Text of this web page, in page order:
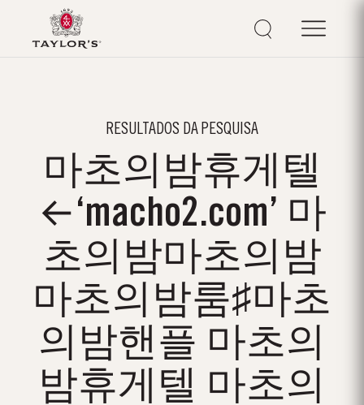
RESULTADOS DA PESQUISA
마초의밤휴게텔
←‘macho2.com’ 마
초의밤마초의밤
마초의밤룸♯마초
의밤핸플 마초의
밤휴게텔 마초의